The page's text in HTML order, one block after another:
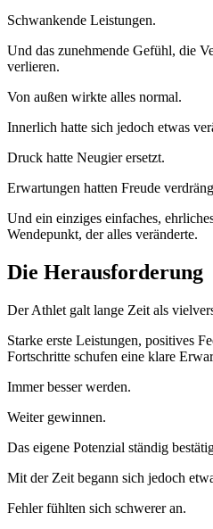
Schwankende Leistungen.
Und das zunehmende Gefühl, die
verlieren.
Von außen wirkte alles normal.
Innerlich hatte sich jedoch etwas
Druck hatte Neugier ersetzt.
Erwartungen hatten Freude
Und ein einziges einfaches,
Wendepunkt, der alles veränderte.
Die Herausforderung
Der Athlet galt lange Zeit als
Starke erste Leistungen, positives
Fortschritte schufen eine klare
Immer besser werden.
Weiter gewinnen.
Das eigene Potenzial ständig
Mit der Zeit begann sich jedoch
Fehler fühlten sich schwerer an.